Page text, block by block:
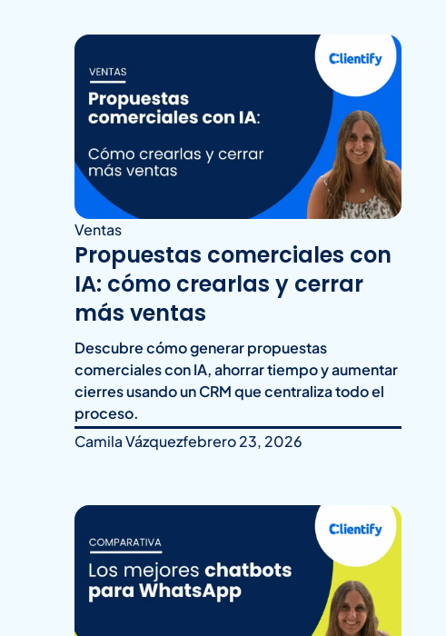
Ventas
Propuestas comerciales con
IA: cómo crearlas y cerrar
más ventas
Descubre cómo generar propuestas
comerciales con IA, ahorrar tiempo y aumentar
cierres usando un CRM que centraliza todo el
proceso.
Camila Vázquezfebrero 23, 2026